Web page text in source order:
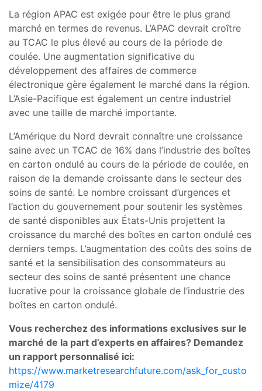
La région APAC est exigée pour être le plus grand
marché en termes de revenus. L’APAC devrait croître
au TCAC le plus élevé au cours de la période de
coulée. Une augmentation significative du
développement des affaires de commerce
électronique gère également le marché dans la région.
L’Asie-Pacifique est également un centre industriel
avec une taille de marché importante.
L’Amérique du Nord devrait connaître une croissance
saine avec un TCAC de 16% dans l’industrie des boîtes
en carton ondulé au cours de la période de coulée, en
raison de la demande croissante dans le secteur des
soins de santé. Le nombre croissant d’urgences et
l’action du gouvernement pour soutenir les systèmes
de santé disponibles aux États-Unis projettent la
croissance du marché des boîtes en carton ondulé ces
derniers temps. L’augmentation des coûts des soins de
santé et la sensibilisation des consommateurs au
secteur des soins de santé présentent une chance
lucrative pour la croissance globale de l’industrie des
boîtes en carton ondulé.
Vous recherchez des informations exclusives sur le
marché de la part d’experts en affaires? Demandez
un rapport personnalisé ici:
https://www.marketresearchfuture.com/ask_for_custo
mize/4179